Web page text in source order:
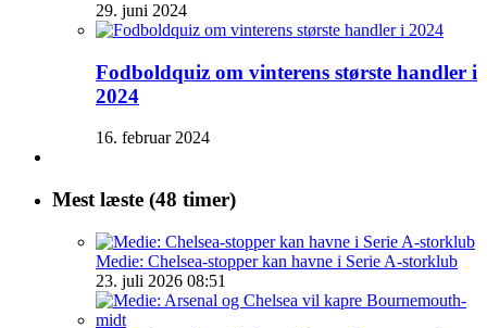
29. juni 2024
Fodboldquiz om vinterens største handler i
2024
16. februar 2024
Mest læste (48 timer)
Medie: Chelsea-stopper kan havne i Serie A-storklub
23. juli 2026 08:51